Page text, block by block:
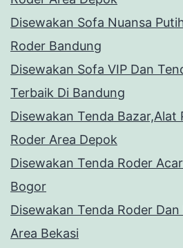
Disewakan Sofa Nuansa
Roder Bandung
Disewakan Sofa VIP Dan
Terbaik Di Bandung
Disewakan Tenda Bazar,Alat
Roder Area Depok
Disewakan Tenda Roder
Bogor
Disewakan Tenda Roder
Area Bekasi